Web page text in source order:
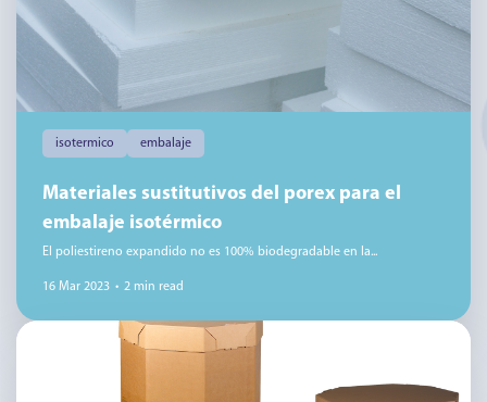
isotermico embalaje
Materiales sustitutivos del porex para el
embalaje isotérmico
El poliestireno expandido no es 100% biodegradable en la...
16 Mar 2023 • 2 min read